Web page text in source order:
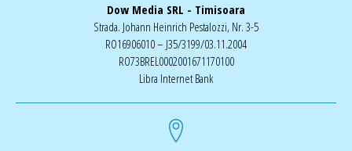
Dow Media SRL - Timisoara
Strada. Johann Heinrich Pestalozzi, Nr. 3-5
RO16906010 – J35/3199/03.11.2004
RO73BREL0002001671170100
Libra Internet Bank